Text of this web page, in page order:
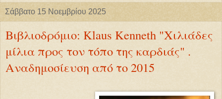
Σάββατο 15 Νοεμβρίου 2025
Βιβλιοδρόμιο: Klaus Kenneth "Χιλιάδες
μίλια προς τον τόπο της καρδιάς" .
Αναδημοσίευση από το 2015